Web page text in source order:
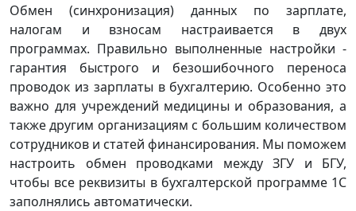
Обмен (синхронизация) данных по зарплате,
налогам и взносам настраивается в двух
программах. Правильно выполненные настройки -
гарантия быстрого и безошибочного переноса
проводок из зарплаты в бухгалтерию. Особенно это
важно для учреждений медицины и образования, а
также другим организациям с большим количеством
сотрудников и статей финансирования. Мы поможем
настроить обмен проводками между ЗГУ и БГУ,
чтобы все реквизиты в бухгалтерской программе 1С
заполнялись автоматически.